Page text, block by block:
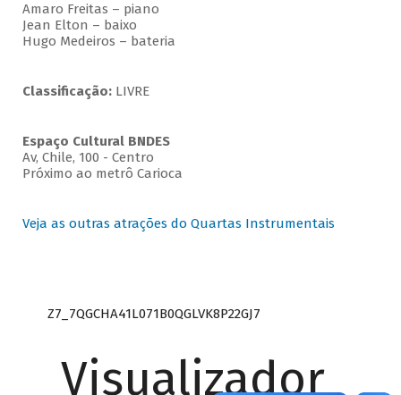
Amaro Freitas – piano
Jean Elton – baixo
Hugo Medeiros – bateria
Classificação:LIVRE
Espaço Cultural BNDES
Av, Chile, 100 - Centro
Próximo ao metrô Carioca
Veja as outras atrações do Quartas Instrumentais
Z7_7QGCHA41L071B0QGLVK8P22GJ7
Visualizador